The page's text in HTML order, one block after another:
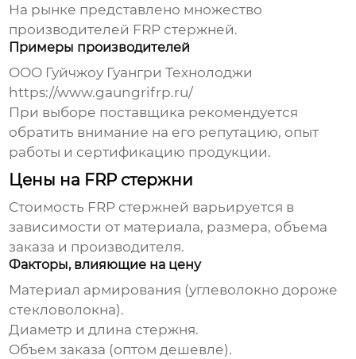
На рынке представлено множество
производителей FRP стержней.
Примеры производителей
ООО Гуйчжоу Гуангри Технолоджи
https://www.gaungrifrp.ru/
При выборе поставщика рекомендуется
обратить внимание на его репутацию, опыт
работы и сертификацию продукции.
Цены на FRP стержни
Стоимость FRP стержней варьируется в
зависимости от материала, размера, объема
заказа и производителя.
Факторы, влияющие на цену
Материал армирования (углеволокно дороже
стекловолокна).
Диаметр и длина стержня.
Объем заказа (оптом дешевле).